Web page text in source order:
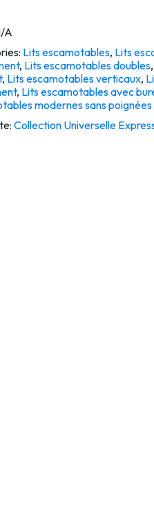
A
Lits escamotables, Lits
, Lits escamotables doubles,
, Lits escamotables verticaux,
, Lits escamotables avec
modernes sans
Collection Universelle